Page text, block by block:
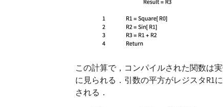
この計算で，コンパイルされた関数は
に見られる．引数の平方がレジスタR1
される．